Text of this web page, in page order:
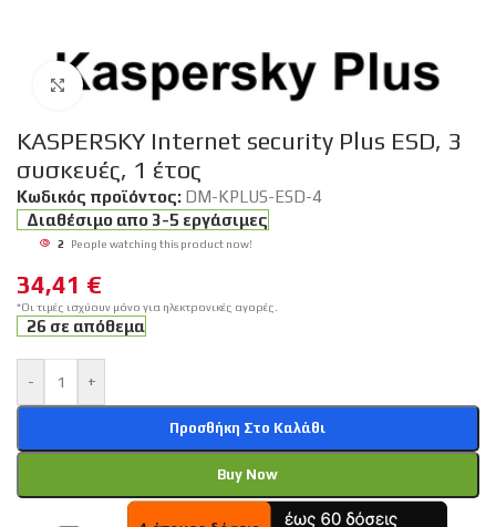
Click to enlarge
KASPERSKY Internet security Plus ESD, 3
συσκευές, 1 έτος
Κωδικός προϊόντος: DM-KPLUS-ESD-4
Διαθέσιμο απο 3-5 εργάσιμες
2 People watching this product now!
34,41 €
*Οι τιμές ισχύουν μόνο για ηλεκτρονικές αγορές.
26 σε απόθεμα
- +
Προσθήκη Στο Καλάθι
Buy Now